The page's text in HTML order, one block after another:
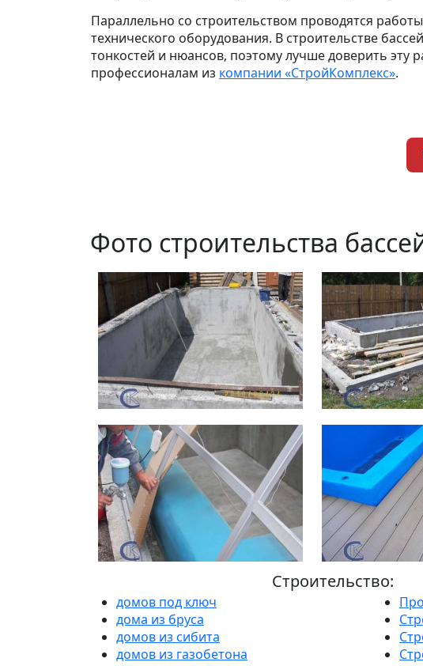
Параллельно со строительством проводятся
технического оборудования. В строительстве
тонкостей и нюансов, поэтому лучше доверить эту
профессионалам из компании «СтройКомплекс».
Фото строительства
Строительство:
домов под ключ
дома из бруса
домов из сибита
домов из газобетона